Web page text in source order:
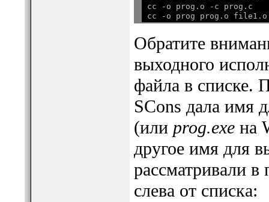
cc -o prog.o -c prog.c
Обратите
выходного
файла в списке.
SCons дала имя
(или prog.exeна
другое имя для
рассматривали
слева от списка: